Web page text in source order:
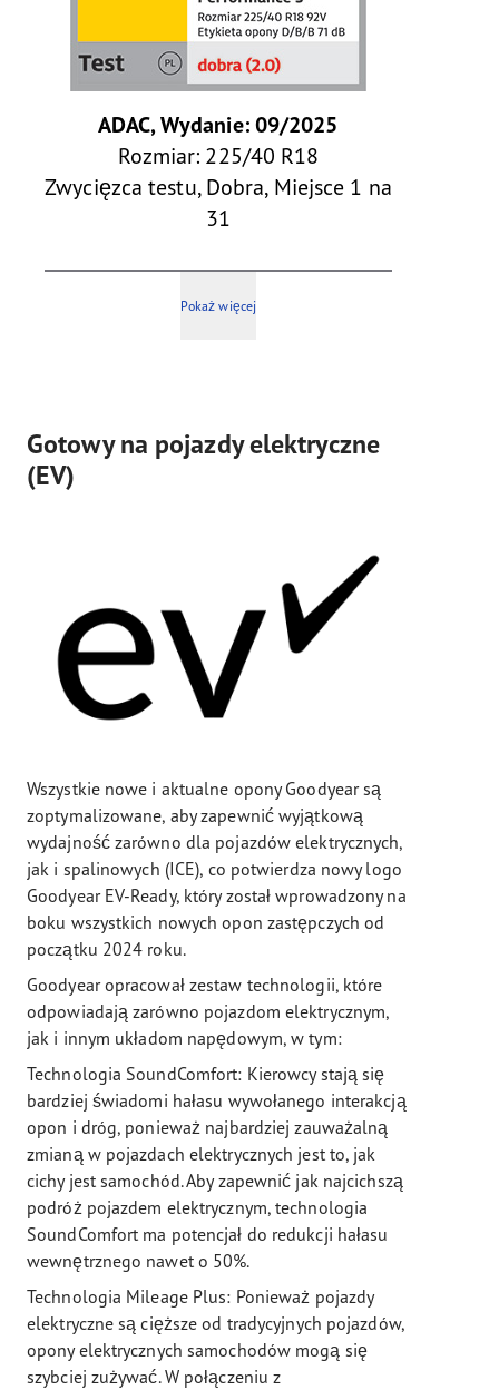
ADAC, Wydanie: 09/2025
Rozmiar: 225/40 R18
Zwycięzca testu, Dobra, Miejsce 1 na
31
Pokaż więcej
Gotowy na pojazdy elektryczne
(EV)
Wszystkie nowe i aktualne opony Goodyear są
zoptymalizowane, aby zapewnić wyjątkową
wydajność zarówno dla pojazdów elektrycznych,
jak i spalinowych (ICE), co potwierdza nowy logo
Goodyear EV-Ready, który został wprowadzony na
boku wszystkich nowych opon zastępczych od
początku 2024 roku.
Goodyear opracował zestaw technologii, które
odpowiadają zarówno pojazdom elektrycznym,
jak i innym układom napędowym, w tym:
Technologia SoundComfort: Kierowcy stają się
bardziej świadomi hałasu wywołanego interakcją
opon i dróg, ponieważ najbardziej zauważalną
zmianą w pojazdach elektrycznych jest to, jak
cichy jest samochód. Aby zapewnić jak najcichszą
podróż pojazdem elektrycznym, technologia
SoundComfort ma potencjał do redukcji hałasu
wewnętrznego nawet o 50%.
Technologia Mileage Plus: Ponieważ pojazdy
elektryczne są cięższe od tradycyjnych pojazdów,
opony elektrycznych samochodów mogą się
szybciej zużywać. W połączeniu z